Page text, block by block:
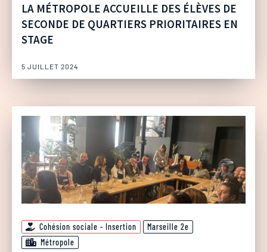
LA MÉTROPOLE ACCUEILLE DES ÉLÈVES DE
SECONDE DE QUARTIERS PRIORITAIRES EN
STAGE
5 JUILLET 2024
Cohésion sociale - Insertion
Marseille 2e
Métropole